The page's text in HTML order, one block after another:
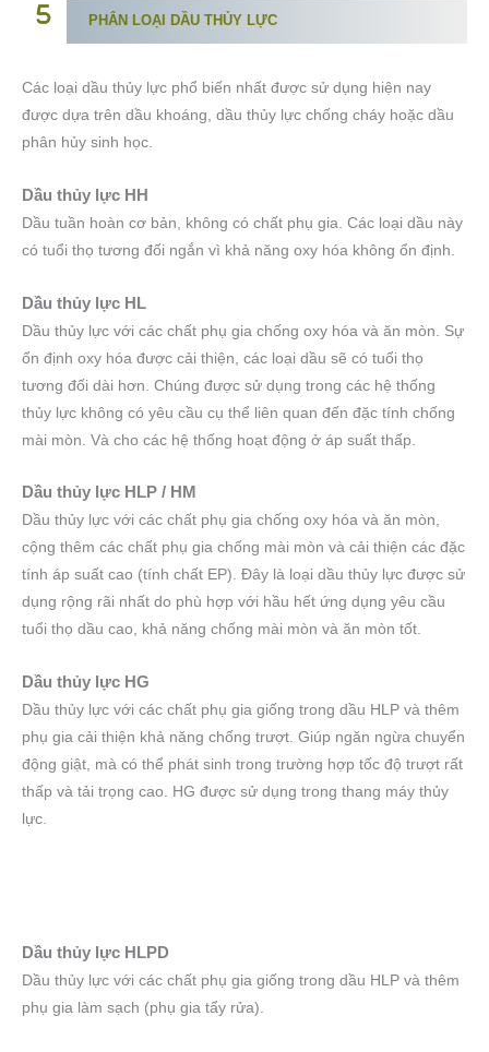
PHÂN LOẠI DẦU THỦY LỰC
Các loại dầu thủy lực phổ biến nhất được sử dụng hiện nay
được dựa trên dầu khoáng, dầu thủy lực chống cháy hoặc dầu
phân hủy sinh học.
​Dầu thủy lực HH
Dầu tuần hoàn cơ bản, không có chất phụ gia. Các loại dầu này
có tuổi thọ tương đối ngắn vì khả năng oxy hóa không ổn định.
Dầu thủy lực HL
Dầu thủy lực với các chất phụ gia chống oxy hóa và ăn mòn. Sự
ổn định oxy hóa được cải thiện, các loại dầu sẽ có tuổi thọ
tương đối dài hơn. Chúng được sử dụng trong các hệ thống
thủy lực không có yêu cầu cụ thể liên quan đến đặc tính chống
mài mòn. Và cho các hệ thống hoạt động ở áp suất thấp.
Dầu thủy lực HLP / HM
Dầu thủy lực với các chất phụ gia chống oxy hóa và ăn mòn,
cộng thêm các chất phụ gia chống mài mòn và cải thiện các đặc
tính áp suất cao (tính chất EP). Đây là loại dầu thủy lực được sử
dụng rộng rãi nhất do phù hợp với hầu hết ứng dụng yêu cầu
tuổi thọ dầu cao, khả năng chống mài mòn và ăn mòn tốt.
Dầu thủy lực HG
Dầu thủy lực với các chất phụ gia giống trong dầu HLP và thêm
phụ gia cải thiện khả năng chống trượt. Giúp ngăn ngừa chuyển
động giật, mà có thể phát sinh trong trường hợp tốc độ trượt rất
thấp và tải trọng cao. HG được sử dụng trong thang máy thủy
lực.
Dầu thủy lực HLPD
Dầu thủy lực với các chất phụ gia giống trong dầu HLP và thêm
phụ gia làm sạch (phụ gia tẩy rửa).